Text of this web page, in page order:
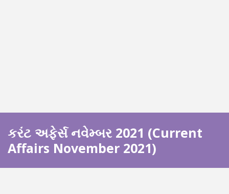
કરંટ અફેર્સ નવેમ્બર 2021 (Current
Affairs November 2021)